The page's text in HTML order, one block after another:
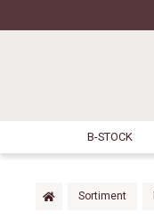
B-STOCK
Sortiment